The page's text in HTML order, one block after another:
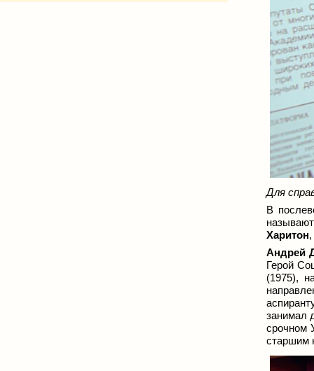
Для
В
Харитон,
Андрей
Герой
(1975),
занимал
срочном
старшим